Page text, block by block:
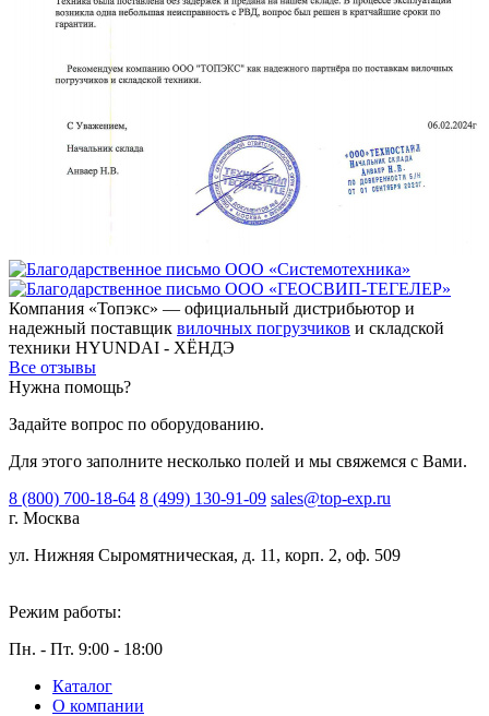
Компания «Топэкс» — официальный дистрибьютор и
надежный поставщик вилочных погрузчиков и складской
техники HYUNDAI - ХЁНДЭ
Все отзывы
Нужна помощь?
Задайте вопрос по оборудованию.
Для этого заполните несколько полей и мы свяжемся с Вами.
8 (800) 700-18-64 8 (499) 130-91-09 sales@top-exp.ru
г. Москва
ул. Нижняя Сыромятническая, д. 11, корп. 2, оф. 509
Режим работы:
Пн. - Пт. 9:00 - 18:00
Каталог
О компании